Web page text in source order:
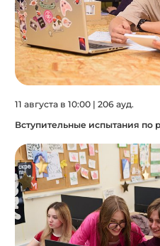
11 августа в 10:00 | 206 ауд.
Вступительные испытания по